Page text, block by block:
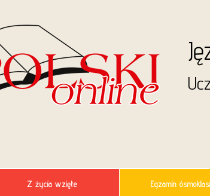
Z życia wzięte Egzamin